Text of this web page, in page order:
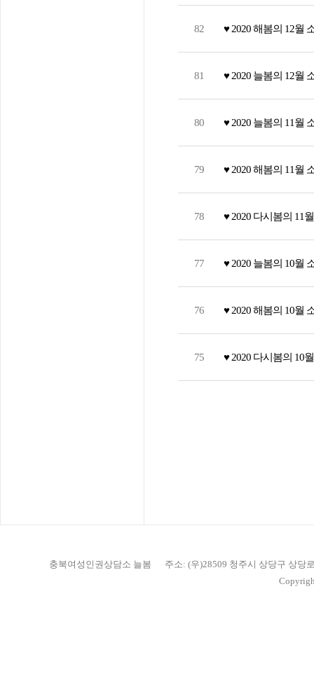
82 ♥ 2020 해봄의 12월
81 ♥ 2020 늘봄의 12월
80 ♥ 2020 늘봄의 11월
79 ♥ 2020 해봄의 11월
78 ♥ 2020 다시봄의 11
77 ♥ 2020 늘봄의 10월
76 ♥ 2020 해봄의 10월
75 ♥ 2020 다시봄의 10
충북여성인권상담소 늘봄
주소: (우)28509 청주시 상당구 상당